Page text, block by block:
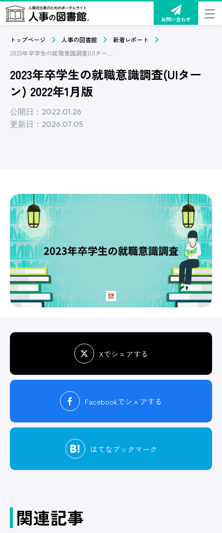
お問い合わせ
トップページ 人事の図書館
新着レポート
2023年卒学生の就職意識調査(UIターン) 2022年1月版
2023年卒学生の就職意識調査(UIター
ン) 2022年1月版
公開日：2022.01.26
更新日：2026.07.05
Xでシェアする
Facebookでシェアする
はてなブックマーク
関連記事